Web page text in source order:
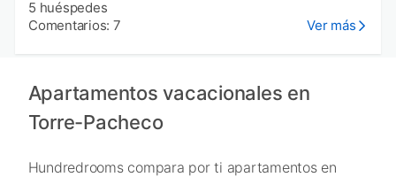
5 huéspedes
Comentarios: 7
Ver más
Apartamentos vacacionales en
Torre-Pacheco
Hundredrooms compara por ti apartamentos en